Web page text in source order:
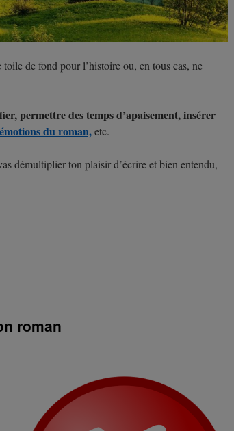
de fond pour l’histoire ou, en tous cas, ne
permettre des temps d’apaisement, insérer
émotions du roman,etc.
démultiplier ton plaisir d’écrire et bien entendu,
roman